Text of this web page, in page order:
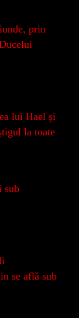
prin
lui Hael şi
la toate
sub
se află sub